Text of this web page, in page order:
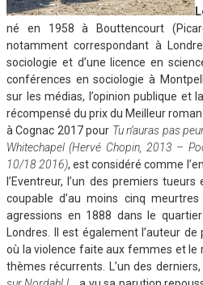
né en 1958 à Bouttencourt
notamment correspondant à
sociologie et d’une licence en
conférences en sociologie à
sur les médias, l’opinion publique et
récompensé du prix du Meilleur
à Cognac 2017 pour Tu n’auras pas
Whitechapel (Hervé Chopin, 2013 –
10/18 2016), est considéré comme
l’Eventreur, l’un des premiers
coupable d’au moins cinq
agressions en 1888 dans le
Londres. Il est également l’auteur
où la violence faite aux femmes et le
thèmes récurrents. L’un des derniers,